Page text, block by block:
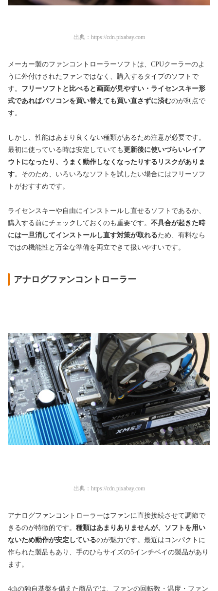
出典： https://cdn.pixabay.com
メーカー製のファンコントローラーソフトは、 CPUクーラーのよ
うに外付けされたファンではなく、購入するタイプのソフトで
す。 フリーソフトと比べると画面が見やすい・ライセンスキー形
式であればパソコンを買い替えても買い直さずに済むのが利点で
す。
しかし、性能はあまり良くない種類があるため注意が必要です。
最初に使っている時は安定していても 更新後に使いづらいレイア
ウトになったり、うまく動作しなくなったりするリスクがありま
す。そのため、いろいろなソフトを試したい場合にはフリーソフ
トがおすすめです。
ライセンスキーや自由にインストールし直せるソフトであるか、
購入する前にチェックしておくのも重要です。 不具合が起きた時
には一旦消してインストールし直す対策が取れるため、有料なら
ではの機能性と万全な準備を両立できて扱いやすいです。
アナログファンコントローラー
出典： https://cdn.pixabay.com
アナログファンコントローラーはファンに直接接続させて調節で
きるのが特徴的です。 種類はあまりありませんが、ソフトを用い
ないため動作が安定しているのが魅力です。最近はコンパクトに
作られた製品もあり、手のひらサイズの5インチベイの製品があり
ます。
4chの独自基盤を備えた商品では、ファンの回転数・温度・ファン